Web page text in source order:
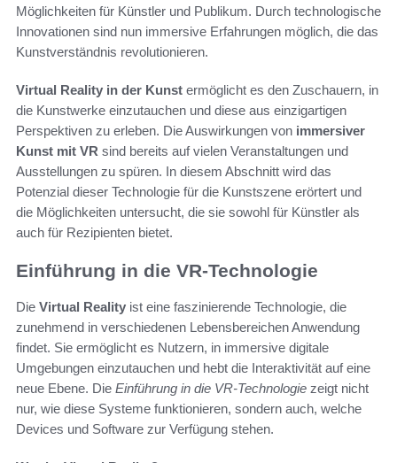
Möglichkeiten für Künstler und Publikum. Durch technologische
Innovationen sind nun immersive Erfahrungen möglich, die das
Kunstverständnis revolutionieren.
Virtual Reality in der Kunst ermöglicht es den Zuschauern, in
die Kunstwerke einzutauchen und diese aus einzigartigen
Perspektiven zu erleben. Die Auswirkungen von immersiver
Kunst mit VR sind bereits auf vielen Veranstaltungen und
Ausstellungen zu spüren. In diesem Abschnitt wird das
Potenzial dieser Technologie für die Kunstszene erörtert und
die Möglichkeiten untersucht, die sie sowohl für Künstler als
auch für Rezipienten bietet.
Einführung in die VR-Technologie
Die Virtual Reality ist eine faszinierende Technologie, die
zunehmend in verschiedenen Lebensbereichen Anwendung
findet. Sie ermöglicht es Nutzern, in immersive digitale
Umgebungen einzutauchen und hebt die Interaktivität auf eine
neue Ebene. Die Einführung in die VR-Technologie zeigt nicht
nur, wie diese Systeme funktionieren, sondern auch, welche
Devices und Software zur Verfügung stehen.